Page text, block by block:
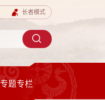
长者模式
专题专栏